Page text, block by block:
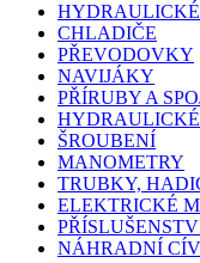
CHLADIČE
PŘEVODOVKY
NAVIJÁKY
PŘÍRUBY A
ŠROUBENÍ
MANOMETRY
TRUBKY,
ELEKTRICKÉ
NÁHRADNÍ